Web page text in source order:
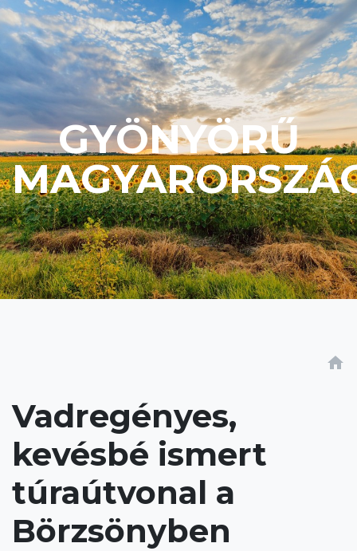
GYÖNYÖRŰ
home
Vadregényes,
kevésbé ismert
túraútvonal a
Börzsönyben